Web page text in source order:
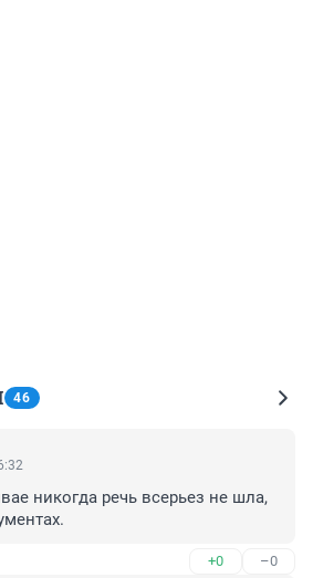
46
никогда речь всерьез не шла,
+0 –0